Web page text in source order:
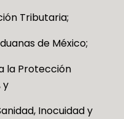
Tributaria;
de México;
la Protección
y
Inocuidad y